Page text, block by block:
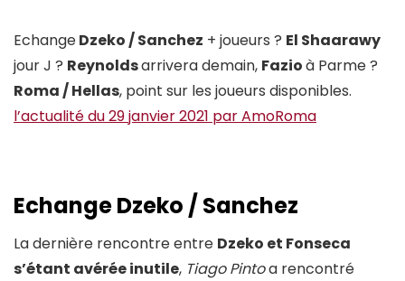
EchangeDzeko / Sanchez + joueurs ? El Shaarawy
jour J ? Reynoldsarrivera demain, Fazioà Parme ?
Roma / Hellas, point sur les joueurs disponibles.
l’actualité du 29 janvier 2021 par AmoRoma
Echange Dzeko / Sanchez
La dernière rencontre entre Dzeko et Fonseca
s’étant avérée inutile, Tiago Pintoa rencontré